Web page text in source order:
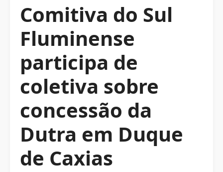
Comitiva do Sul
Fluminense
participa de
coletiva sobre
concessão da
Dutra em Duque
de Caxias